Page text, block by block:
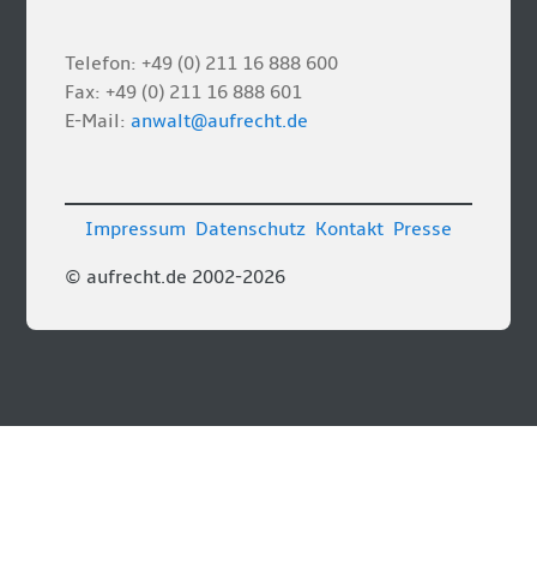
Telefon: +49 (0) 211 16 888 600
Fax: +49 (0) 211 16 888 601
E-Mail:anwalt@aufrecht.de
© aufrecht.de 2002-2026
Impressum Datenschutz Kontakt Presse